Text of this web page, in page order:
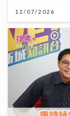
12/07/2026